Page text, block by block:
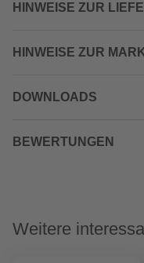
HINWEISE ZUR
HINWEISE ZUR
DOWNLOADS
BEWERTUNGEN
Weitere